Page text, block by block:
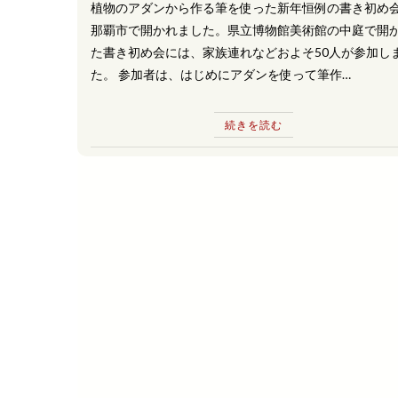
植物のアダンから作る筆を使った新年恒例の書き初め
那覇市で開かれました。県立博物館美術館の中庭で開
た書き初め会には、家族連れなどおよそ50人が参加し
た。 参加者は、はじめにアダンを使って筆作…
続きを読む